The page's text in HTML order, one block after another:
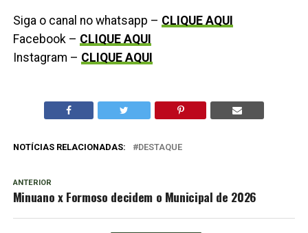
Siga o canal no whatsapp – CLIQUE AQUI
Facebook – CLIQUE AQUI
Instagram – CLIQUE AQUI
NOTÍCIAS RELACIONADAS: DESTAQUE
ANTERIOR
Minuano x Formoso decidem o Municipal de 2026